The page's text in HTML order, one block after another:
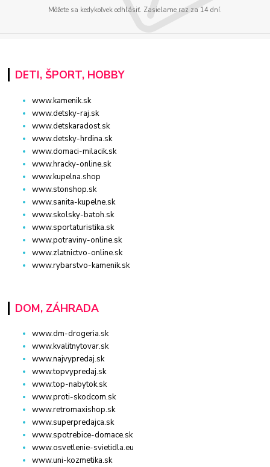
Môžete sa kedykoľvek odhlásiť. Zasielame raz za 14 dní.
DETI, ŠPORT, HOBBY
www.kamenik.sk
www.detsky-raj.sk
www.detskaradost.sk
www.detsky-hrdina.sk
www.domaci-milacik.sk
www.hracky-online.sk
www.kupelna.shop
www.stonshop.sk
www.sanita-kupelne.sk
www.skolsky-batoh.sk
www.sportaturistika.sk
www.potraviny-online.sk
www.zlatnictvo-online.sk
www.rybarstvo-kamenik.sk
DOM, ZÁHRADA
www.dm-drogeria.sk
www.kvalitnytovar.sk
www.najvypredaj.sk
www.topvypredaj.sk
www.top-nabytok.sk
www.proti-skodcom.sk
www.retromaxishop.sk
www.superpredajca.sk
www.spotrebice-domace.sk
www.osvetlenie-svietidla.eu
www.uni-kozmetika.sk